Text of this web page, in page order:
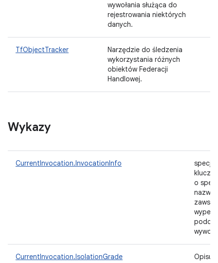
wywołania służąca do
rejestrowania niektórych
danych.
TfObjectTracker
Narzędzie do śledzenia
wykorzystania różnych
obiektów Federacji
Handlowej.
Wykazy
CurrentInvocation.InvocationInfo
klucz
o
zawsze
CurrentInvocation.IsolationGrade
Opisuje